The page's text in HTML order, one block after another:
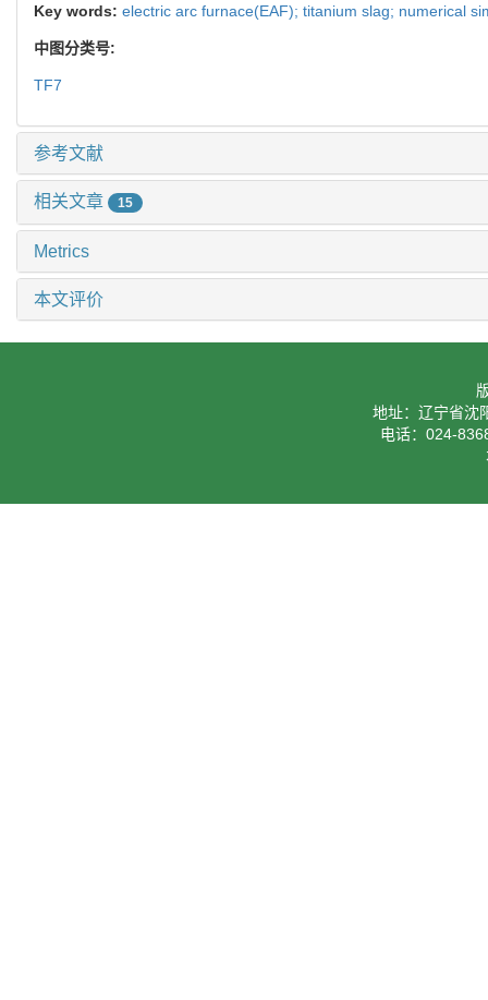
Key words: electric arc furnace(EAF); titanium slag; numerical
中图分类号:
TF7
参考文献
相关文章 15
Metrics
本文评价
地址：辽宁省沈
电话：024-